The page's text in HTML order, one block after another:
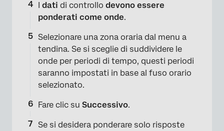
×
dati di controllo devono essere
ponderati come onde.
Selezionare una zona oraria dal menu a
tendina. Se si sceglie di suddividere le
onde per periodi di tempo, questi periodi
saranno impostati in base al fuso orario
selezionato.
Fare clic su Successivo.
Se si desidera ponderare solo risposte